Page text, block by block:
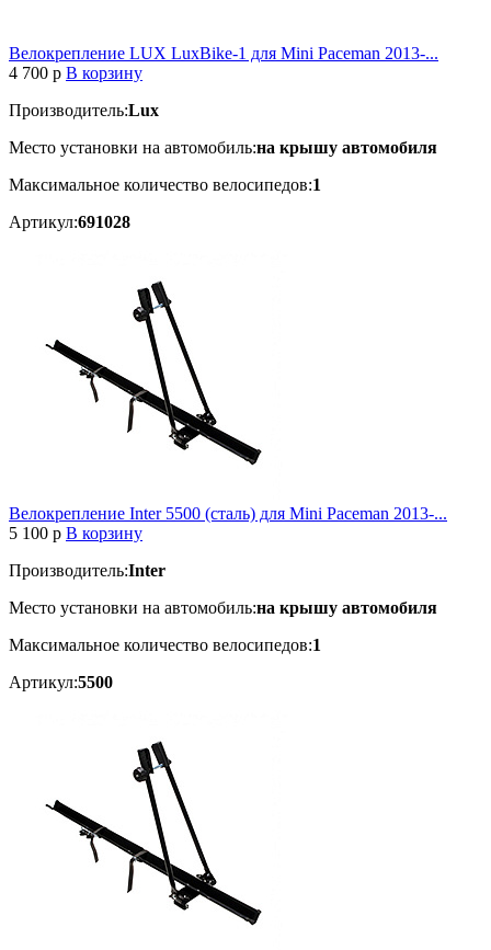
Велокрепление LUX LuxBike-1 для Mini Paceman 2013-...
4 700 p В корзину
Производитель:Lux
Место установки на автомобиль:на крышу автомобиля
Максимальное количество велосипедов:1
Артикул:691028
Велокрепление Inter 5500 (сталь) для Mini Paceman 2013-...
5 100 p В корзину
Производитель:Inter
Место установки на автомобиль:на крышу автомобиля
Максимальное количество велосипедов:1
Артикул:5500